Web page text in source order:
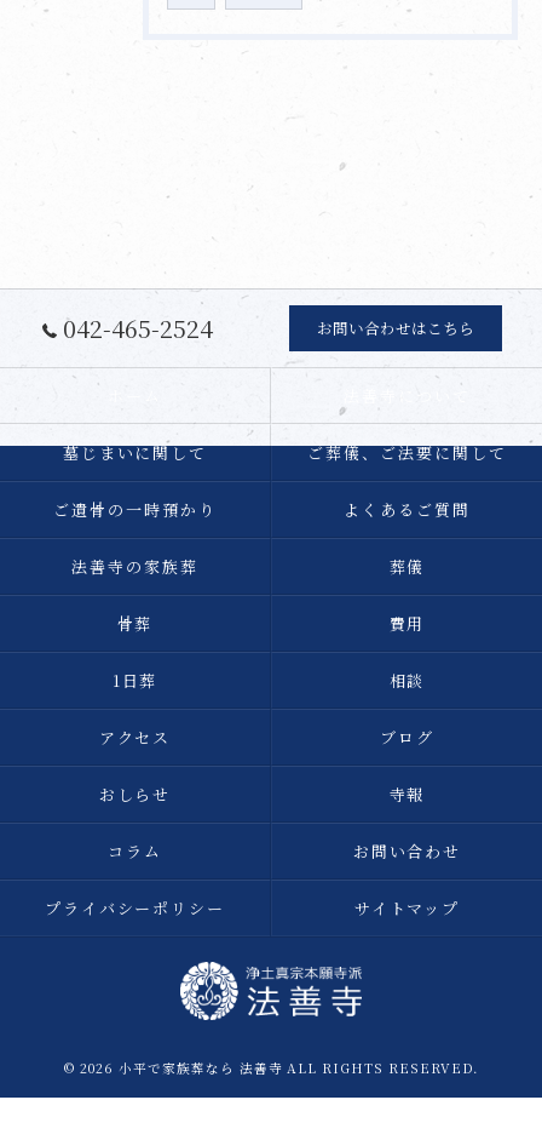
042-465-2524 お問い合わせはこちら
墓じまいに関して ご葬儀、ご法要に関して
ご遺骨の一時預かり よくあるご質問
法善寺の家族葬 葬儀
骨葬 費用
1日葬 相談
アクセス ブログ
おしらせ 寺報
コラム お問い合わせ
プライバシーポリシー サイトマップ
© 2026 小平で家族葬なら 法善寺 ALL RIGHTS RESERVED.